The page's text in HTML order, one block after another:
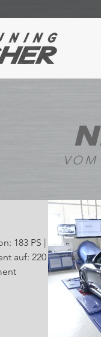
VOM
183 PS |
auf: 220 PS